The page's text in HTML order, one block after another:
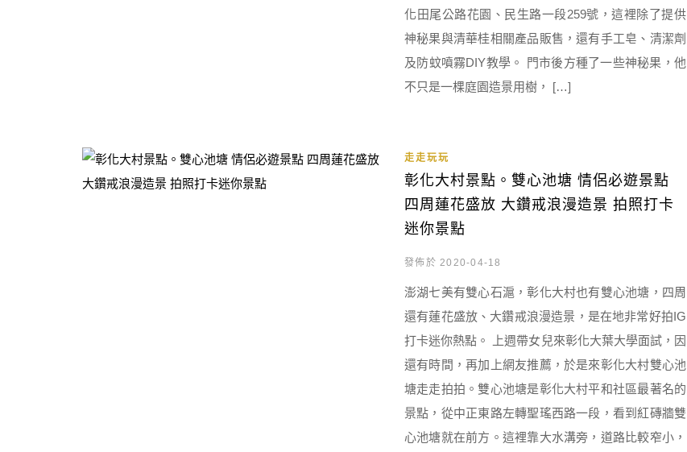
化田尾公路花園、民生路一段259號，這裡除了提供
神秘果與清華桂相關產品販售，還有手工皂、清潔劑
及防蚊噴霧DIY教學。 門市後方種了一些神秘果，他
不只是一棵庭園造景用樹， […]
走走玩玩
彰化大村景點。雙心池塘 情侶必遊景點
四周蓮花盛放 大鑽戒浪漫造景 拍照打卡
迷你景點
發佈於 2020-04-18
澎湖七美有雙心石滬，彰化大村也有雙心池塘，四周
還有蓮花盛放、大鑽戒浪漫造景，是在地非常好拍IG
打卡迷你熱點。 上週帶女兒來彰化大葉大學面試，因
還有時間，再加上網友推薦，於是來彰化大村雙心池
塘走走拍拍。雙心池塘是彰化大村平和社區最著名的
景點，從中正東路左轉聖瑤西路一段，看到紅磚牆雙
心池塘就在前方。這裡靠大水溝旁，道路比較窄小，